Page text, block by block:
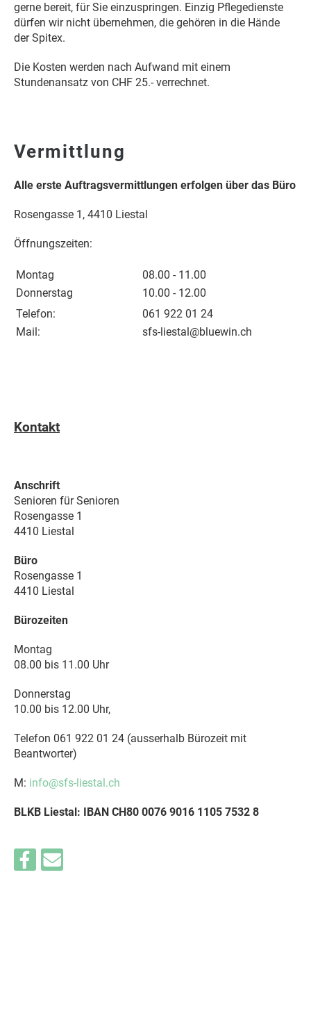
gerne bereit, für Sie einzuspringen. Einzig Pflegedienste
dürfen wir nicht übernehmen, die gehören in die Hände
der Spitex.
Die Kosten werden nach Aufwand mit einem
Stundenansatz von CHF 25.- verrechnet.
Vermittlung
Alle erste Auftragsvermittlungen erfolgen über das Büro
Rosengasse 1, 4410 Liestal
Öffnungszeiten:
Montag
08.00 - 11.00
Donnerstag
10.00 - 12.00
Telefon:
061 922 01 24
Mail:
sfs-liestal@bluewin.ch
Kontakt
Anschrift
Senioren für Senioren
Rosengasse 1
4410 Liestal
Büro
Rosengasse 1
4410 Liestal
Bürozeiten
Montag
08.00 bis 11.00 Uhr
Donnerstag
10.00 bis 12.00 Uhr,
Telefon 061 922 01 24 (ausserhalb Bürozeit mit
Beantworter)
M: info@sfs-liestal.ch
BLKB Liestal: IBAN CH80 0076 9016 1105 7532 8